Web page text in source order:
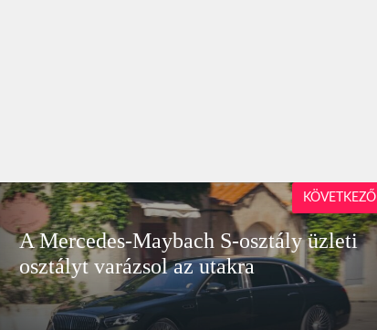
A Mercedes-Maybach S-osztály üzleti
osztályt varázsol az utakra
KÖVETKEZŐ